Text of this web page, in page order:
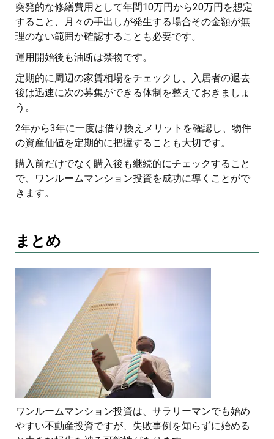
突発的な修繕費用として年間10万円から20万円を想定
すること、月々の手出しが発生する場合その金額が無
理のない範囲か確認することも必要です。
運用開始後も油断は禁物です。
定期的に周辺の家賃相場をチェックし、入居者の退去
後は迅速に次の募集ができる体制を整えておきましょ
う。
2年から3年に一度は借り換えメリットを確認し、物件
の資産価値を定期的に把握することも大切です。
購入前だけでなく購入後も継続的にチェックすること
で、ワンルームマンション投資を成功に導くことがで
きます。
まとめ
ワンルームマンション投資は、サラリーマンでも始め
やすい不動産投資ですが、失敗事例を知らずに始める